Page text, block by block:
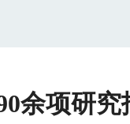
余项研